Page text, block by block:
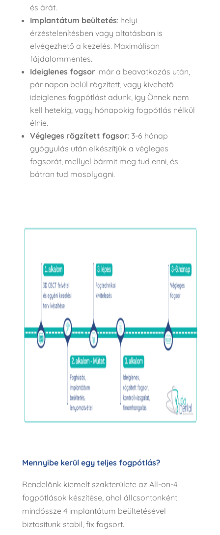
és árát.
Implantátum beültetés: helyi
érzéstelenítésben vagy altatásban is
elvégezhető a kezelés. Maximálisan
fájdalommentes.
Ideiglenes fogsor: már a beavatkozás után,
pár napon belül rögzített, vagy kivehető
ideiglenes fogpótlást adunk, így Önnek nem
kell hetekig, vagy hónapokig fogpótlás nélkül
élnie.
Végleges rögzített fogsor: 3-6 hónap
gyógyulás után elkészítjük a végleges
fogsorát, mellyel bármit meg tud enni, és
bátran tud mosolyogni.
Mennyibe kerül egy teljes fogpótlás?
Rendelőnk kiemelt szakterülete az All-on-4
fogpótlások készítése, ahol állcsontonként
mindössze 4 implantátum beültetésével
biztosítunk stabil, fix fogsort.